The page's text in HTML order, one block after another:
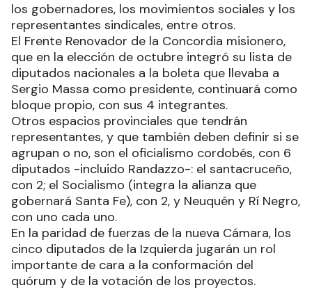
los gobernadores, los movimientos sociales y los
representantes sindicales, entre otros.
El Frente Renovador de la Concordia misionero,
que en la elección de octubre integró su lista de
diputados nacionales a la boleta que llevaba a
Sergio Massa como presidente, continuará como
bloque propio, con sus 4 integrantes.
Otros espacios provinciales que tendrán
representantes, y que también deben definir si se
agrupan o no, son el oficialismo cordobés, con 6
diputados -incluido Randazzo-: el santacruceño,
con 2; el Socialismo (integra la alianza que
gobernará Santa Fe), con 2, y Neuquén y Rí Negro,
con uno cada uno.
En la paridad de fuerzas de la nueva Cámara, los
cinco diputados de la Izquierda jugarán un rol
importante de cara a la conformación del
quórum y de la votación de los proyectos.